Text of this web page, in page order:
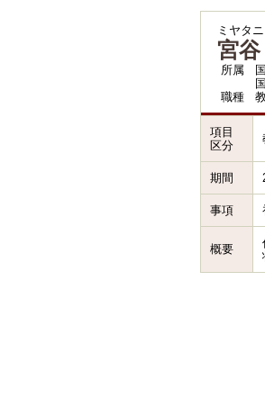
ミヤタ
宮
所属
職種
項目
区分
期間
事項
概要